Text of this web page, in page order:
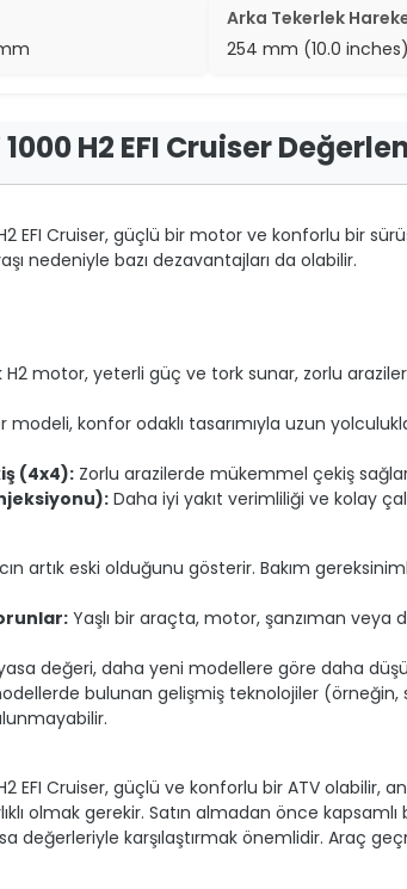
Arka Tekerlek
254 mm (10.0
H2 EFI Cruiser
EFI Cruiser, güçlü bir motor ve konforlu bir
nedeniyle bazı dezavantajları da olabilir.
H2 motor, yeterli güç ve tork sunar, zorlu
modeli, konfor odaklı tasarımıyla uzun
(4x4): Zorlu arazilerde mükemmel çekiş
Daha iyi yakıt verimliliği ve kolay
artık eski olduğunu gösterir. Bakım
Yaşlı bir araçta, motor, şanzıman veya
değeri, daha yeni modellere göre daha
bulunan gelişmiş teknolojiler (örneğin,
EFI Cruiser, güçlü ve konforlu bir ATV olabilir,
olmak gerekir. Satın almadan önce
değerleriyle karşılaştırmak önemlidir. Araç